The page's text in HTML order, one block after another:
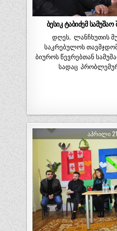
ბესიკ ტაბიძემ
დღეს, ლანჩხუთის
საკრებულოს
ბიუროს წევრებთან
სადაც
ᲐᲞᲠᲘᲚᲘ